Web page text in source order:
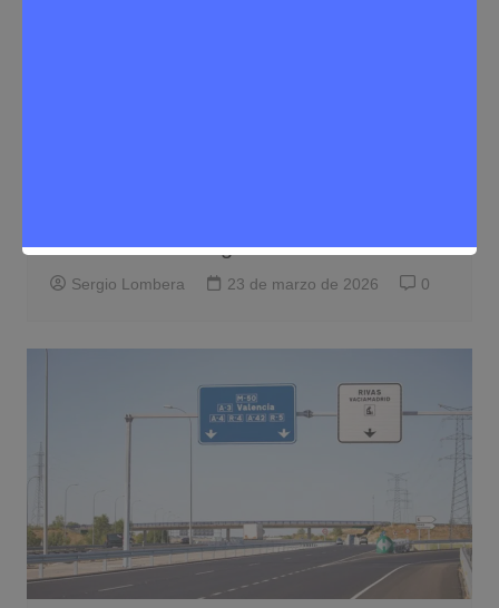
Rivas este domingo
Sergio Lombera 23 de marzo de 2026 0